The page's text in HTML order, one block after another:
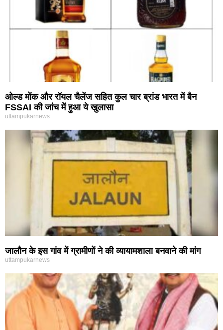
ओल्ड मोंक और रॉयल चैलेंज सहित कुल चार ब्रांड भारत में बैन
FSSAI की जांच में हुआ ये खुलासा
uttampukarnews
जालौन के इस गांव में ग्रामीणों ने की व्यायामशाला बनवाने की मांग
uttampukarnews